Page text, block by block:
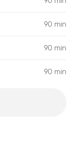
90 min
90 min
90 min